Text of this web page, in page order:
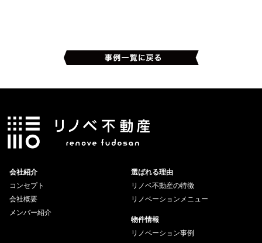
会社紹介
コンセプト
会社概要
メンバー紹介
選ばれる理由
リノベ不動産の特徴
リノベーションメニュー
物件情報
リノベーション事例